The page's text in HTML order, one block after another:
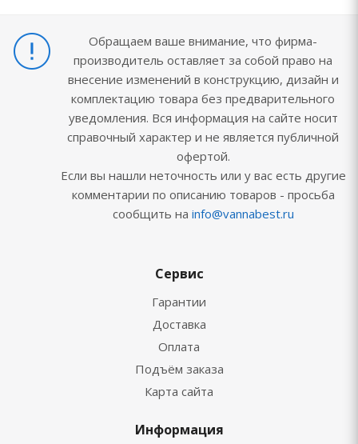
Обращаем ваше внимание, что фирма-
производитель оставляет за собой право на
внесение изменений в конструкцию, дизайн и
комплектацию товара без предварительного
уведомления. Вся информация на сайте носит
справочный характер и не является публичной
офертой.
Если вы нашли неточность или у вас есть другие
комментарии по описанию товаров - просьба
сообщить на info@vannabest.ru
Сервис
Гарантии
Доставка
Оплата
Подъём заказа
Карта сайта
Информация